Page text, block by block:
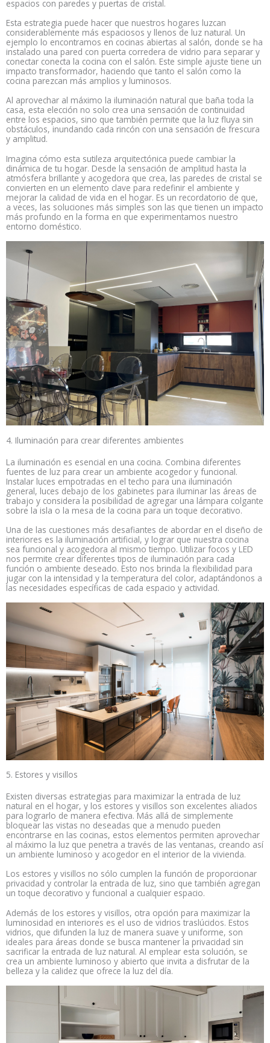
espacios con paredes y puertas de cristal.
Esta estrategia puede hacer que nuestros hogares luzcan
considerablemente más espaciosos y llenos de luz natural. Un
ejemplo lo encontramos en cocinas abiertas al salón, donde se ha
instalado una pared con puerta corredera de vidrio para separar y
conectar conecta la cocina con el salón. Este simple ajuste tiene un
impacto transformador, haciendo que tanto el salón como la
cocina parezcan más amplios y luminosos.
Al aprovechar al máximo la iluminación natural que baña toda la
casa, esta elección no solo crea una sensación de continuidad
entre los espacios, sino que también permite que la luz fluya sin
obstáculos, inundando cada rincón con una sensación de frescura
y amplitud.
Imagina cómo esta sutileza arquitectónica puede cambiar la
dinámica de tu hogar. Desde la sensación de amplitud hasta la
atmósfera brillante y acogedora que crea, las paredes de cristal se
convierten en un elemento clave para redefinir el ambiente y
mejorar la calidad de vida en el hogar. Es un recordatorio de que,
a veces, las soluciones más simples son las que tienen un impacto
más profundo en la forma en que experimentamos nuestro
entorno doméstico.
4. Iluminación para crear diferentes ambientes
La iluminación es esencial en una cocina. Combina diferentes
fuentes de luz para crear un ambiente acogedor y funcional.
Instalar luces empotradas en el techo para una iluminación
general, luces debajo de los gabinetes para iluminar las áreas de
trabajo y considera la posibilidad de agregar una lámpara colgante
sobre la isla o la mesa de la cocina para un toque decorativo.
Una de las cuestiones más desafiantes de abordar en el diseño de
interiores es la iluminación artificial, y lograr que nuestra cocina
sea funcional y acogedora al mismo tiempo. Utilizar focos y LED
nos permite crear diferentes tipos de iluminación para cada
función o ambiente deseado. Esto nos brinda la flexibilidad para
jugar con la intensidad y la temperatura del color, adaptándonos a
las necesidades específicas de cada espacio y actividad.
5. Estores y visillos
Existen diversas estrategias para maximizar la entrada de luz
natural en el hogar, y los estores y visillos son excelentes aliados
para lograrlo de manera efectiva. Más allá de simplemente
bloquear las vistas no deseadas que a menudo pueden
encontrarse en las cocinas, estos elementos permiten aprovechar
al máximo la luz que penetra a través de las ventanas, creando así
un ambiente luminoso y acogedor en el interior de la vivienda.
Los estores y visillos no sólo cumplen la función de proporcionar
privacidad y controlar la entrada de luz, sino que también agregan
un toque decorativo y funcional a cualquier espacio.
Además de los estores y visillos, otra opción para maximizar la
luminosidad en interiores es el uso de vidrios traslúcidos. Estos
vidrios, que difunden la luz de manera suave y uniforme, son
ideales para áreas donde se busca mantener la privacidad sin
sacrificar la entrada de luz natural. Al emplear esta solución, se
crea un ambiente luminoso y abierto que invita a disfrutar de la
belleza y la calidez que ofrece la luz del día.